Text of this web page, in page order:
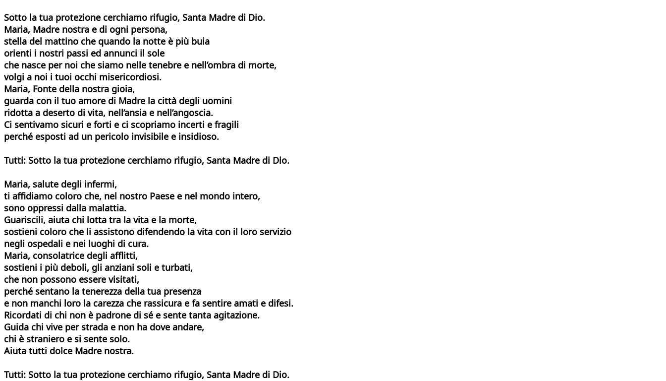
Sotto la tua protezione cerchiamo rifugio, Santa Madre di Dio.
Maria, Madre nostra e di ogni persona,
stella del mattino che quando la notte è più buia
orienti i nostri passi ed annunci il sole
che nasce per noi che siamo nelle tenebre e nell’ombra di morte,
volgi a noi i tuoi occhi misericordiosi.
Maria, Fonte della nostra gioia,
guarda con il tuo amore di Madre la città degli uomini
ridotta a deserto di vita, nell’ansia e nell’angoscia.
Ci sentivamo sicuri e forti e ci scopriamo incerti e fragili
perché esposti ad un pericolo invisibile e insidioso.
Tutti: Sotto la tua protezione cerchiamo rifugio, Santa Madre di Dio.
Maria, salute degli infermi,
ti affidiamo coloro che, nel nostro Paese e nel mondo intero,
sono oppressi dalla malattia.
Guariscili, aiuta chi lotta tra la vita e la morte,
sostieni coloro che li assistono difendendo la vita con il loro servizio
negli ospedali e nei luoghi di cura.
Maria, consolatrice degli afflitti,
sostieni i più deboli, gli anziani soli e turbati,
che non possono essere visitati,
perché sentano la tenerezza della tua presenza
e non manchi loro la carezza che rassicura e fa sentire amati e difesi.
Ricordati di chi non è padrone di sé e sente tanta agitazione.
Guida chi vive per strada e non ha dove andare,
chi è straniero e si sente solo.
Aiuta tutti dolce Madre nostra.
Tutti: Sotto la tua protezione cerchiamo rifugio, Santa Madre di Dio.